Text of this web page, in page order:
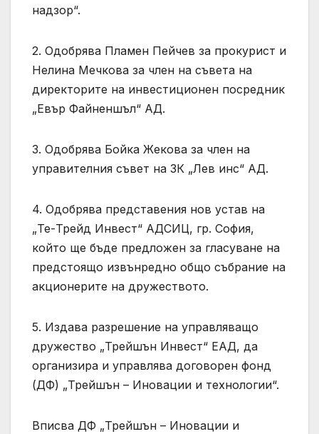
надзор“.
2. Одобрява Пламен Пейчев за прокурист и
Нелина Мечкова за член на съвета на
директорите на инвестиционен посредник
„Евър Файненшъл“ АД.
3. Одобрява Бойка Жекова за член на
управителния съвет на ЗК „Лев инс“ АД.
4. Одобрява представения нов устав на
„Те-Трейд Инвест“ АДСИЦ, гр. София,
който ще бъде предложен за гласуване на
предстоящо извънредно общо събрание на
акционерите на дружеството.
5. Издава разрешение на управляващо
дружество „Трейшън Инвест“ ЕАД, да
организира и управлява договорен фонд
(ДФ) „Трейшън – Иновации и технологии“.
Вписва ДФ „Трейшън – Иновации и